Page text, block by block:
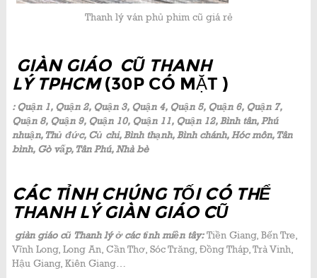
Thanh lý ván phủ phim cũ giá rẻ
GIÀN GIÁO CŨ THANH
LÝ TPHCM (30P CÓ MẶT )
: Quận 1, Quận 2, Quận 3, Quận 4, Quận 5, Quận 6, Quận 7,
Quận 8, Quận 9, Quận 10, Quận 11, Quận 12, Bình tân, Phú
nhuận, Thủ đức, Củ chi, Bình thạnh, Bình chánh, Hóc môn, Tân
bình, Gò vấp, Tân Phú, Nhà bè
CÁC TỈNH CHÚNG TỐI CÓ THỂ
THANH LÝ GIÀN GIÁO CŨ
giàn giáo cũ Thanh lý ở các tỉnh miền tây:Tiền Giang, Bến Tre,
Vĩnh Long, Long An, Cần Thơ, Sóc Trăng, Đồng Tháp, Trà Vinh,
Hậu Giang, Kiên Giang…